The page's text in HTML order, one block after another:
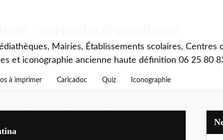
Mairies, Établissements scolaires, Centres
et iconographie ancienne haute définition 06 25 80
à imprimer Caricadoc Quiz Iconographie